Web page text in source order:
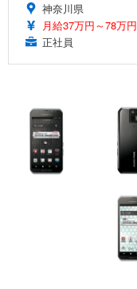
神奈川県
月給37万円～78万円
正社員